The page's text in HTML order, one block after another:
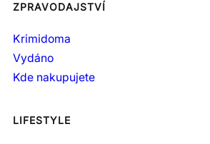
ZPRAVODAJSTVÍ
Krimidoma
Vydáno
Kde nakupujete
LIFESTYLE